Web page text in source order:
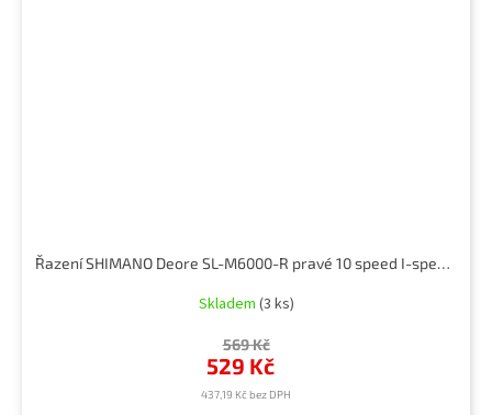
Řazení SHIMANO Deore SL-M6000-R pravé 10 speed I-spec II, Dynasis
Skladem (3 ks)
437,19 Kč bez DPH
529 Kč
569 Kč